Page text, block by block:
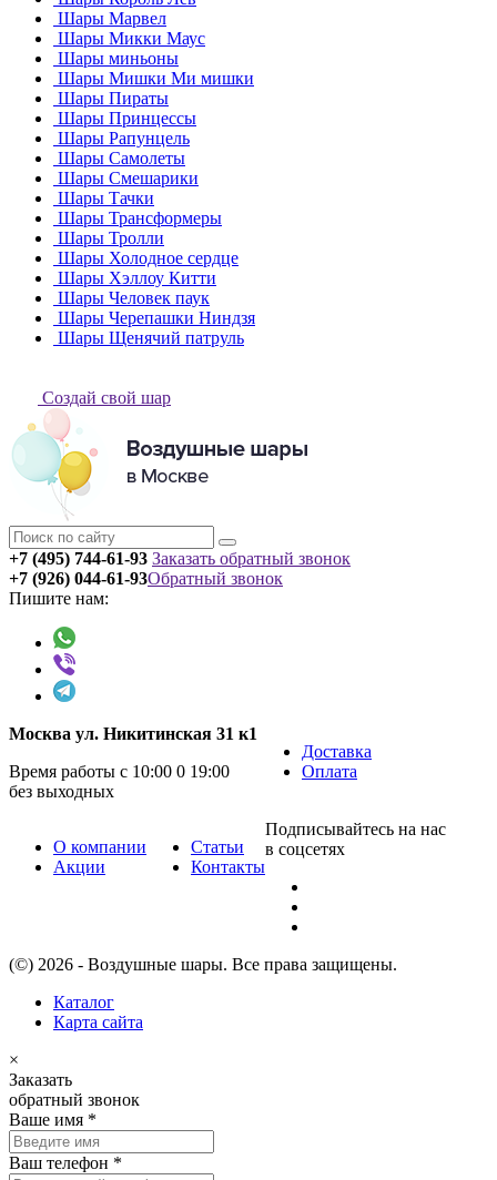
Шары Марвел
Шары Микки Маус
Шары миньоны
Шары Мишки Ми мишки
Шары Пираты
Шары Принцессы
Шары Рапунцель
Шары Самолеты
Шары Смешарики
Шары Тачки
Шары Трансформеры
Шары Тролли
Шары Холодное сердце
Шары Хэллоу Китти
Шары Человек паук
Шары Черепашки Ниндзя
Шары Щенячий патруль
Создай свой шар
+7 (495) 744-61-93 Заказать обратный звонок
+7 (926) 044-61-93
Пишите нам:
Обратный звонок
Москва ул. Никитинская 31 к1
Время работы с 10:00 0 19:00
без выходных
Доставка
Оплата
О компании
Акции
Статьи
Контакты
Подписывайтесь на нас
в соцсетях
(©) 2026 - Воздушные шары. Все права защищены.
Каталог
Карта сайта
×
Заказать
обратный звонок
Ваше имя *
Ваш телефон *